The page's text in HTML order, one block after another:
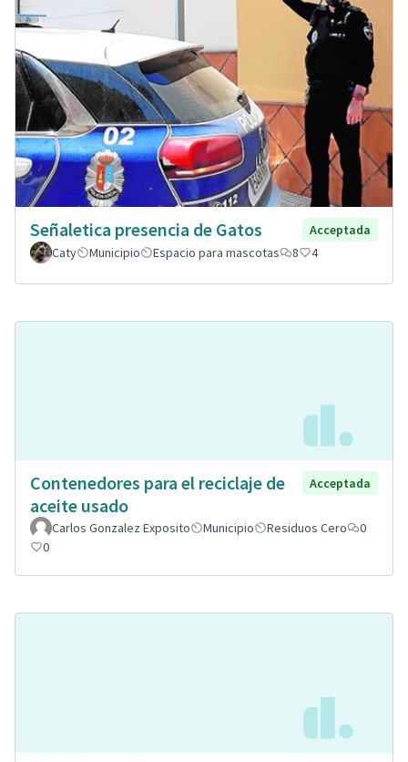
Señaletica presencia de Gatos
Acceptada
Caty
Municipio Espacio para mascotas 8 4
Contenedores para el reciclaje de
aceite usado
Acceptada
Carlos Gonzalez Exposito Municipio Residuos Cero
0
0